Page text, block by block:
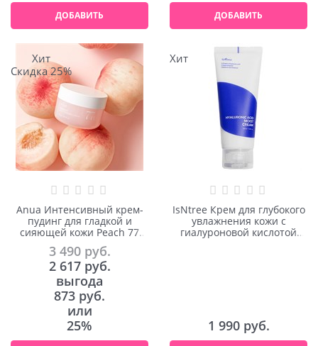
ДОБАВИТЬ ДОБАВИТЬ
Хит
Скидка 25%
Anua Интенсивный крем-
пудинг для гладкой и
сияющей кожи Peach 77
Niacin Enriched Cream 50ml
3 490 руб.
2 617 руб.
выгода
873 руб.
или
25%
Хит
IsNtree Крем для глубокого
увлажнения кожи с
гиалуроновой кислотой
1 990 руб.